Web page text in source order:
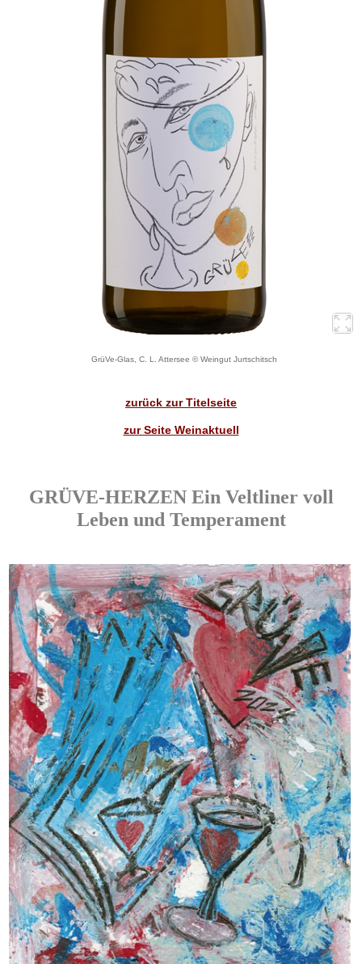
GrüVe-Glas, C. L. Attersee © Weingut Jurtschitsch
zurück zur Titelseite
zur Seite Weinaktuell
GRÜVE-HERZEN Ein Veltliner voll
Leben und Temperament